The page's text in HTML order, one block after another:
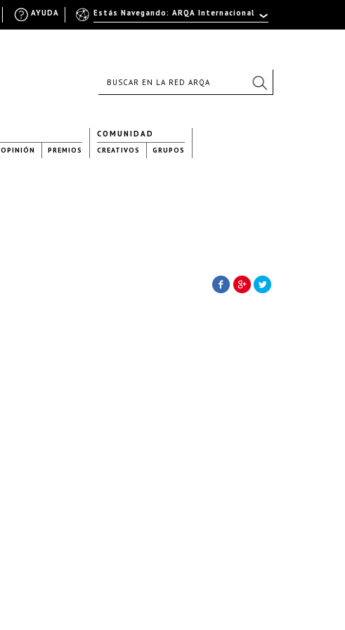
OPINIÓN PREMIOS
COMUNIDAD
CREATIVOS GRUPOS
Estás Navegando: ARQA Internacional
AYUDA